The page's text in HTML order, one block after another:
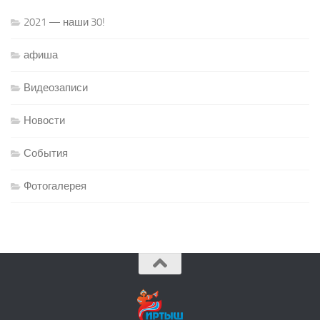
2021 — наши 30!
афиша
Видеозаписи
Новости
События
Фотогалерея